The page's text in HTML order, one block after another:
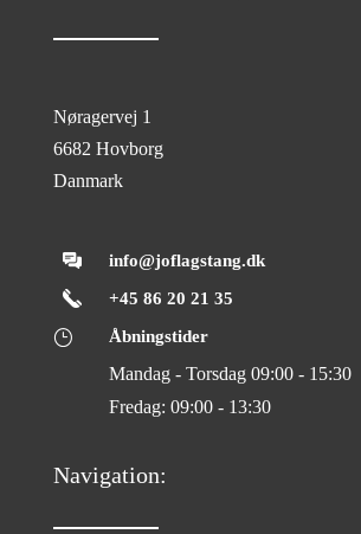
Nøragervej 1
6682 Hovborg
Danmark
info@joflagstang.dk
+45 86 20 21 35
} Åbningstider
Mandag - Torsdag 09:00 - 15:30
Fredag: 09:00 - 13:30
Navigation: